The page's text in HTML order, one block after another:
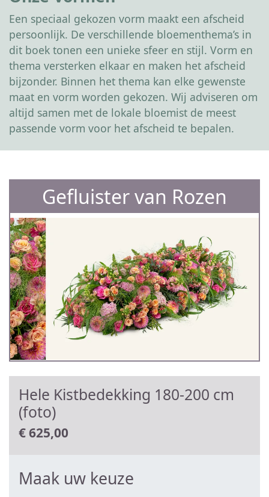
Een speciaal gekozen vorm maakt een afscheid
persoonlijk. De verschillende bloementhema’s in
dit boek tonen een unieke sfeer en stijl. Vorm en
thema versterken elkaar en maken het afscheid
bijzonder. Binnen het thema kan elke gewenste
maat en vorm worden gekozen. Wij adviseren om
altijd samen met de lokale bloemist de meest
passende vorm voor het afscheid te bepalen.
Gefluister van Rozen
Hele Kistbedekking 180-200 cm
(foto)
€625,00
Maak uw keuze